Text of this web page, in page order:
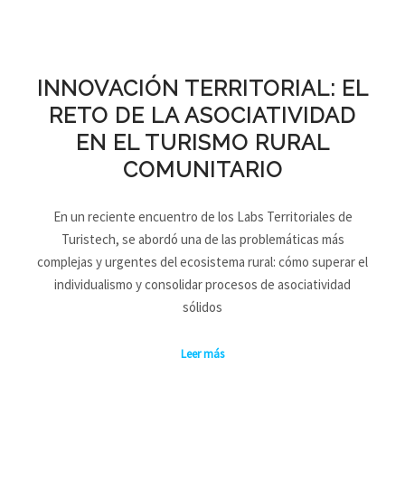
INNOVACIÓN TERRITORIAL: EL
RETO DE LA ASOCIATIVIDAD
EN EL TURISMO RURAL
COMUNITARIO
En un reciente encuentro de los Labs Territoriales de
Turistech, se abordó una de las problemáticas más
complejas y urgentes del ecosistema rural: cómo superar el
individualismo y consolidar procesos de asociatividad
sólidos
Leer más